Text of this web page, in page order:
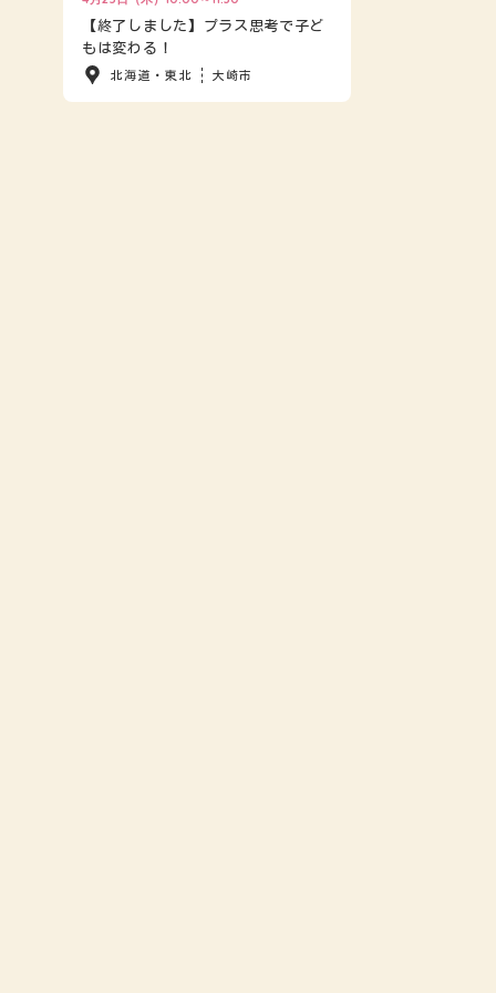
【終了しました】プラス思考で子ど
もは変わる！
北海道・東北 大崎市